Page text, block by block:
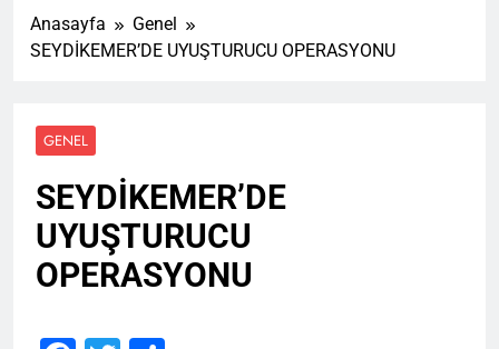
Anasayfa
Genel
SEYDİKEMER’DE UYUŞTURUCU OPERASYONU
GENEL
SEYDİKEMER’DE
UYUŞTURUCU
OPERASYONU